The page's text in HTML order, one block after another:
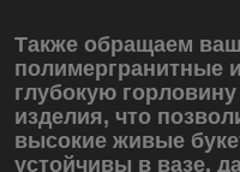
Также обращаем
полимергранитные
глубокую
изделия, что
высокие живые
устойчивы в вазе,